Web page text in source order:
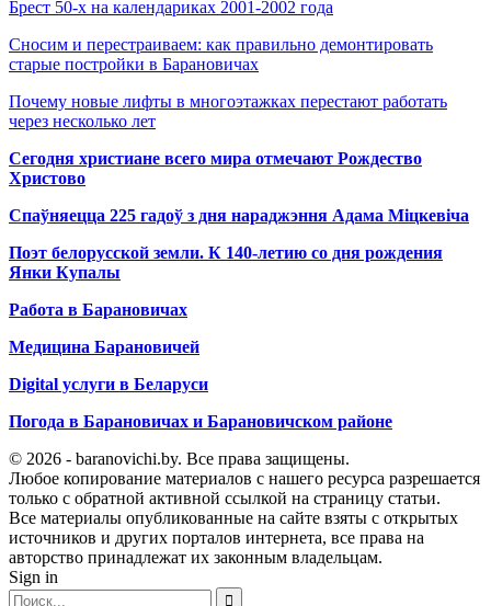
Брест 50-х на календариках 2001-2002 года
Сносим и перестраиваем: как правильно демонтировать
старые постройки в Барановичах
Почему новые лифты в многоэтажках перестают работать
через несколько лет
Сегодня христиане всего мира отмечают Рождество
Христово
Спаўняецца 225 гадоў з дня нараджэння Адама Міцкевіча
Поэт белорусской земли. К 140-летию со дня рождения
Янки Купалы
Работа в Барановичах
Медицина Барановичей
Digital услуги в Беларуси
Погода в Барановичах и Барановичском районе
© 2026 - baranovichi.by. Все права защищены.
Любое копирование материалов с нашего ресурса разрешается
только с обратной активной ссылкой на страницу статьи.
Все материалы опубликованные на сайте взяты с открытых
источников и других порталов интернета, все права на
авторство принадлежат их законным владельцам.
Sign in